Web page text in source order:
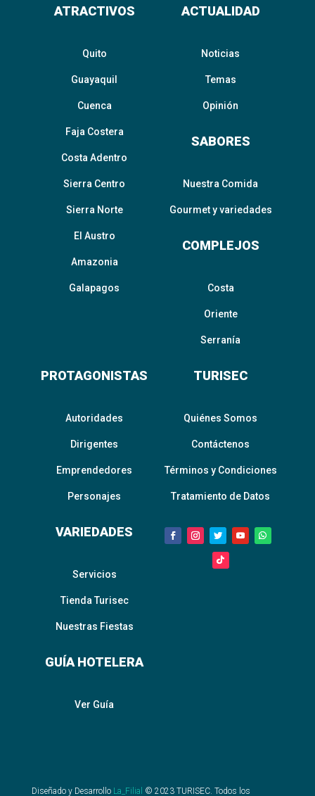
ATRACTIVOS
Quito
Guayaquil
Cuenca
Faja Costera
Costa Adentro
Sierra Centro
Sierra Norte
El Austro
Amazonia
Galapagos
ACTUALIDAD
Noticias
Temas
Opinión
SABORES
Nuestra Comida
Gourmet y variedades
COMPLEJOS
Costa
Oriente
Serranía
PROTAGONISTAS
Autoridades
Dirigentes
Emprendedores
Personajes
VARIEDADES
Servicios
Tienda Turisec
Nuestras Fiestas
GUÍA HOTELERA
Ver Guía
TURISEC
Quiénes Somos
Contáctenos
Términos y Condiciones
Tratamiento de Datos
Diseñado y Desarrollo La_Filial © 2023TURISEC. Todos los